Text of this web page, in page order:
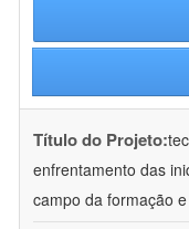
Título do Projeto:
enfrentamento das
campo da formação